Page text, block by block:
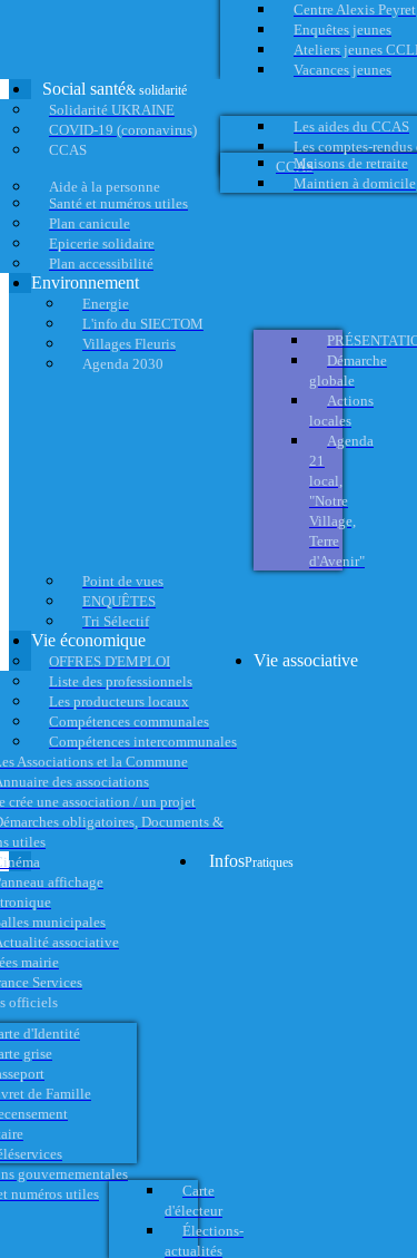
Centre Alexis Peyret
Enquêtes jeunes
Ateliers jeunes
Vacances jeunes
Social santé& solidarité
Solidarité UKRAINE
COVID-19 (coronavirus)
CCAS
Les aides du CCAS
Les comptes-rendus
CCAS
Aide à la personne
Maisons de retraite
Maintien à domicile
Santé et numéros utiles
Plan canicule
Epicerie solidaire
Plan accessibilité
Environnement
Energie
L'info du SIECTOM
Villages Fleuris
Agenda 2030
Démarche
globale
Actions
locales
Agenda
21
local,
"Notre
Village,
Terre
d'Avenir"
Point de vues
ENQUÊTES
Tri Sélectif
Vie économique
OFFRES D'EMPLOI
Liste des professionnels
Les producteurs locaux
Compétences communales
Compétences intercommunales
Vie associative
Associations et la Commune
des associations
crée une association / un projet
obligatoires, Documents &
utiles
affichage
municipales
associative
InfosPratiques
mairie
Services
officiels
d'Identité
grise
de Famille
gouvernementales
numéros utiles
Carte
d'électeur
Élections-
actualités